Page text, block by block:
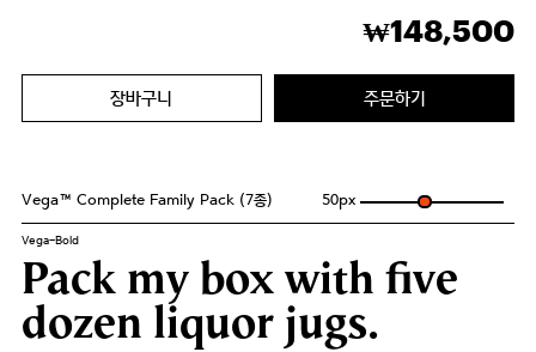
₩148,500
장바구니 주문하기
Vega™ Complete Family Pack (7종) 50px
Vega-Bold
Pack my box with five
dozen liquor jugs.